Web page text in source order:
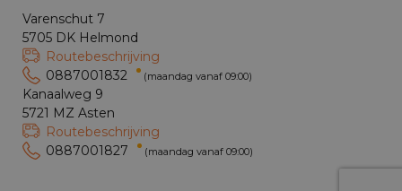
Varenschut 7
5705 DK Helmond
Routebeschrijving
0887001832
(maandag vanaf 09:00)
Kanaalweg 9
5721 MZ Asten
Routebeschrijving
0887001827
(maandag vanaf 09:00)